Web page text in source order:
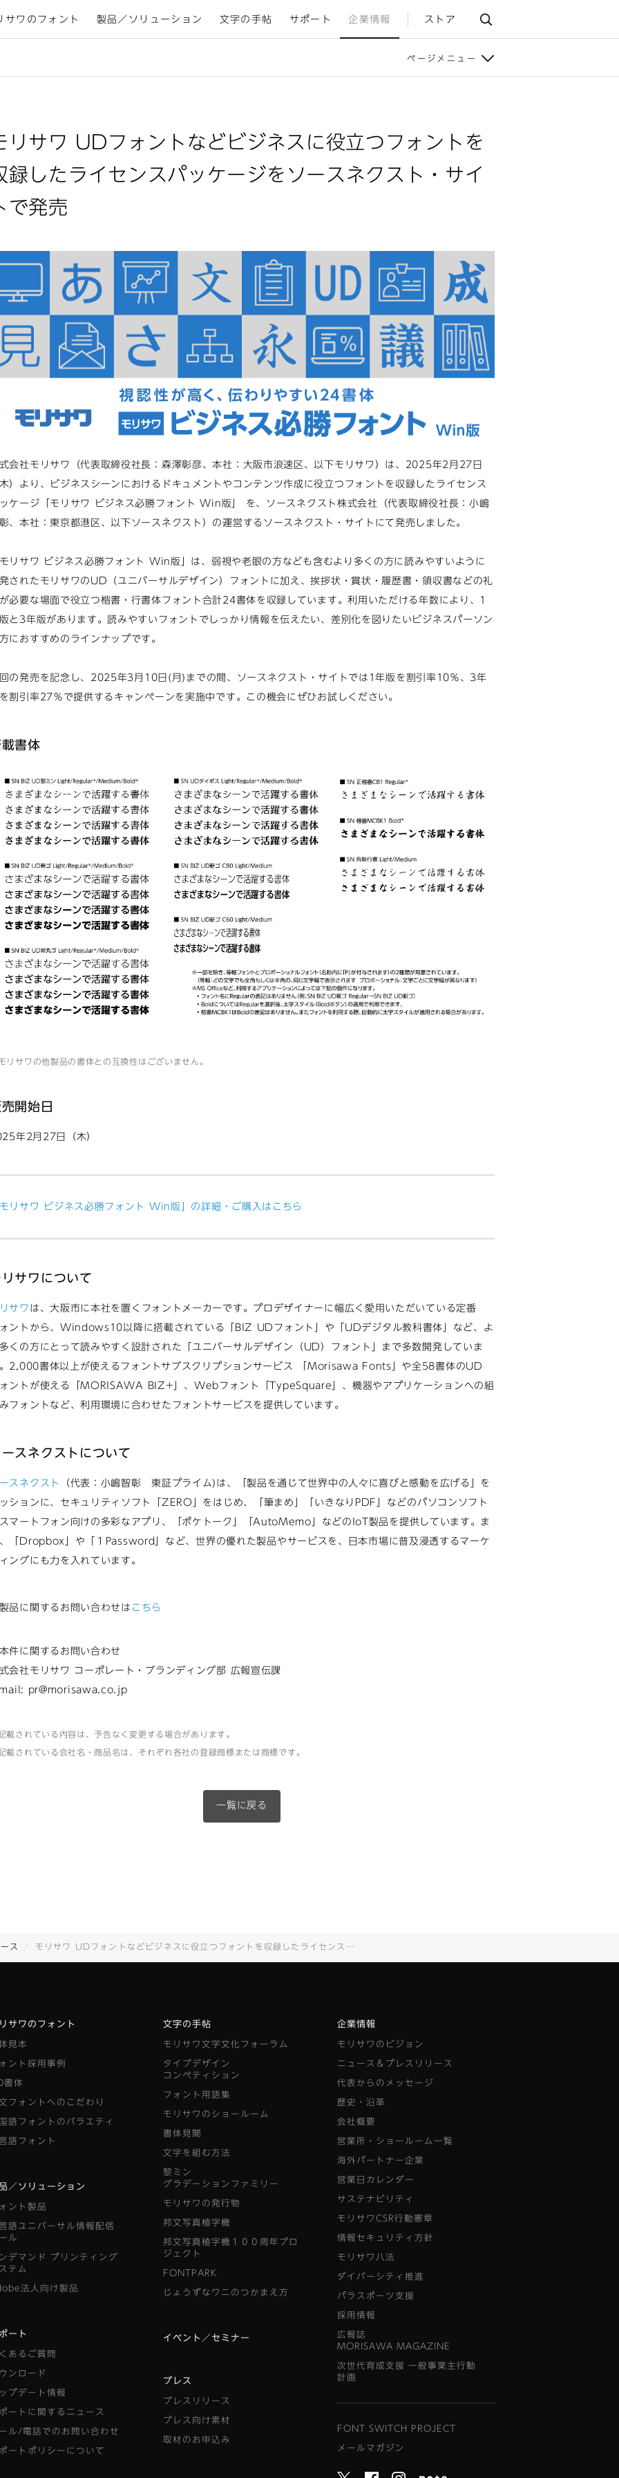
サワのフォント 製品／ソリューション 文字の手帖 サポート 企業情報 ストア
ページメニュー
リサワ UDフォントなどビジネスに役立つフォントを
録したライセンスパッケージをソースネクスト・サイ
で発売
会社モリサワ（代表取締役社長：森澤彰彦、本社：大阪市浪速区、以下モリサワ）は、2025年2月27日
木）より、ビジネスシーンにおけるドキュメントやコンテンツ作成に役立つフォントを収録したライセンス
ケージ「モリサワ ビジネス必勝フォント Win版」 を、ソースネクスト株式会社（代表取締役社長：小嶋
、本社：東京都港区、以下ソースネクスト）の運営するソースネクスト・サイトにて発売しました。
モリサワ ビジネス必勝フォント Win版」は、弱視や老眼の方なども含むより多くの方に読みやすいように
されたモリサワのUD（ユニバーサルデザイン）フォントに加え、挨拶状・賞状・履歴書・領収書などの礼
必要な場面で役立つ楷書・行書体フォント合計24書体を収録しています。利用いただける年数により、1
と3年版があります。読みやすいフォントでしっかり情報を伝えたい、差別化を図りたいビジネスパーソン
におすすめのラインナップです。
の発売を記念し、2025年3月10日(月)までの間、ソースネクスト・サイトでは1年版を割引率10％、3年
割引率27％で提供するキャンペーンを実施中です。この機会にぜひお試しください。
書体
リサワの他製品の書体との互換性はございません。
開始日
年2月27日（木）
モリサワ ビジネス必勝フォント Win版」の詳細・ご購入はこちら
リサワについて
サワ は、大阪市に本社を置くフォントメーカーです。プロデザイナーに幅広く愛用いただいている定番
ントから、Windows10以降に搭載されている「BIZ UDフォント」や「UDデジタル教科書体」など、よ
くの方にとって読みやすく設計された「ユニバーサルデザイン（UD）フォント」まで多数開発していま
2,000書体以上が使えるフォントサブスクリプションサービス 「Morisawa Fonts」や全58書体のUD
ントが使える「MORISAWA BIZ+」、Webフォント「TypeSquare」、機器やアプリケーションへの組
フォントなど、利用環境に合わせたフォントサービスを提供しています。
ースネクストについて
スネクスト
（代表：小嶋智彰 東証プライム)は、「製品を通じて世界中の人々に喜びと感動を広げる」を
ションに、セキュリティソフト「ZERO」をはじめ、「筆まめ」「いきなりPDF」などのパソコンソフト
マートフォン向けの多彩なアプリ、「ポケトーク」「AutoMemo」などのIoT製品を提供しています。ま
「Dropbox」や「１Password」など、世界の優れた製品やサービスを、日本市場に普及浸透するマーケ
ングにも力を入れています。
品に関するお問い合わせは こちら
件に関するお問い合わせ
会社モリサワ コーポレート・ブランディング部 広報宣伝課
pr@morisawa.co.jp
載されている内容は、予告なく変更する場合があります。
載されている会社名・商品名は、それぞれ各社の登録商標または商標です。
一覧に戻る
ス モリサワ UDフォントなどビジネスに役立つフォントを収録したライセンスパッケージをソースネクスト・サイトで発売
サワのフォント
見本
ント採用事例
書体
フォントへのこだわり
語フォントのバラエティ
語フォント
／ソリューション
ント製品
語ユニバーサル情報配信
ル
デマンド プリンティング
テム
法人向け製品
ート
あるご質問
ンロード
プデート情報
ートに関するニュース
ル/電話でのお問い合わせ
ートポリシーについて
文字の手帖
モリサワ文字文化フォーラム
タイプデザイン
コンペティション
フォント用語集
モリサワのショールーム
書体見聞
文字を組む方法
黎ミン
グラデーションファミリー
モリサワの発行物
邦文写真植字機
邦文写真植字機１００周年プロ
ジェクト
FONTPARK
じょうずなワニのつかまえ方
イベント／セミナー
プレス
プレスリリース
プレス向け素材
取材のお申込み
企業情報
モリサワのビジョン
ニュース＆プレスリリース
代表からのメッセージ
歴史・沿革
会社概要
営業所・ショールーム一覧
海外パートナー企業
営業日カレンダー
サステナビリティ
モリサワCSR行動憲章
情報セキュリティ方針
モリサワ八法
ダイバーシティ推進
パラスポーツ支援
採用情報
広報誌
MORISAWA MAGAZINE
次世代育成支援 一般事業主行動
計画
FONT SWITCH PROJECT
メールマガジン